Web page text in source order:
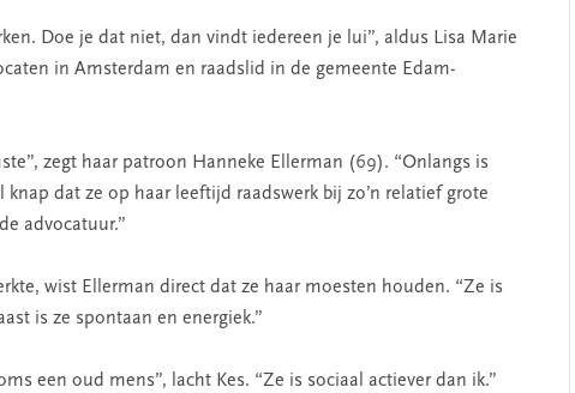
Doe je dat niet, dan vindt iedereen je lui”, aldus Lisa Marie
in Amsterdam en raadslid in de gemeente Edam-
zegt haar patroon Hanneke Ellerman (69). “Onlangs is
knap dat ze op haar leeftijd raadswerk bij zo’n relatief grote
advocatuur.”
wist Ellerman direct dat ze haar moesten houden. “Ze is
is ze spontaan en energiek.”
een oud mens”, lacht Kes. “Ze is sociaal actiever dan ik.”